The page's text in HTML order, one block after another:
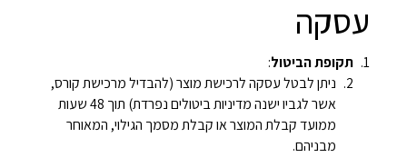
עסקה
תקופת הביטול:
ניתן לבטל עסקה לרכישת מוצר (להבדיל מרכישת קורס,
אשר לגביו ישנה מדיניות ביטולים נפרדת) תוך 48 שעות
ממועד קבלת המוצר או קבלת מסמך הגילוי, המאוחר
מבניהם.